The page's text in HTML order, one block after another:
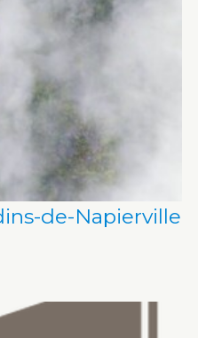
de-Napierville